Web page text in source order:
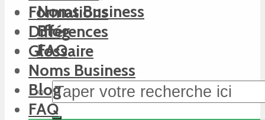
Noms Business
Blog
FAQ
Formations
Différences
Glossaire
Noms Business
Blog
FAQ